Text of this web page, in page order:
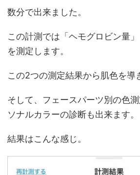
数分で出来ました。
この計測では「ヘモグロビン量」
を測定します。
この2つの測定結果から肌色を導
そして、フェースパーツ別の色
ソナルカラーの診断も出来ます。
結果はこんな感じ。